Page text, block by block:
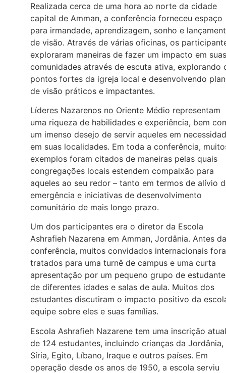
Realizada cerca de uma hora ao norte da cidade
capital de Amman, a conferência forneceu espaço
para irmandade, aprendizagem, sonho e
de visão. Através de várias oficinas, os
exploraram maneiras de fazer um impacto em suas
comunidades através de escuta ativa, explorando
pontos fortes da igreja local e desenvolvendo
de visão práticos e impactantes.
Líderes Nazarenos no Oriente Médio representam
uma riqueza de habilidades e experiência, bem
um imenso desejo de servir aqueles em
em suas localidades. Em toda a conferência,
exemplos foram citados de maneiras pelas quais
congregações locais estendem compaixão para
aqueles ao seu redor – tanto em termos de alívio
emergência e iniciativas de desenvolvimento
comunitário de mais longo prazo.
Um dos participantes era o diretor da Escola
Ashrafieh Nazarena em Amman, Jordânia. Antes da
conferência, muitos convidados internacionais
tratados para uma turnê de campus e uma curta
apresentação por um pequeno grupo de
de diferentes idades e salas de aula. Muitos dos
estudantes discutiram o impacto positivo da
equipe sobre eles e suas famílias.
Escola Ashrafieh Nazarene tem uma inscrição atual
de 124 estudantes, incluindo crianças da Jordânia,
Síria, Egito, Líbano, Iraque e outros países. Em
operação desde os anos de 1950, a escola serviu